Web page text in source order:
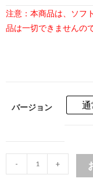
注意：本商品は、ソフ
品は一切できませんの
バージョン 通
- +